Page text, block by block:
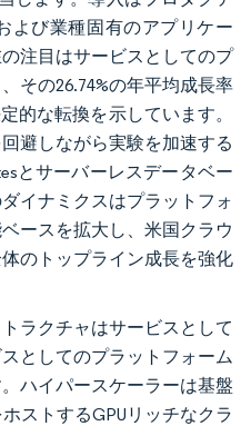
よび業種固有のアプリケー
注目はサービスとしてのプ
その26.74%の年平均成長率
的な転換を示しています。
避しながら実験を加速する
とサーバーレスデータベー
イナミクスはプラットフォ
ースを拡大し、米国クラウ
のトップライン成長を強化
ラクチャはサービスとして
としてのプラットフォーム
ハイパースケーラーは基盤
ストするGPUリッチなクラ